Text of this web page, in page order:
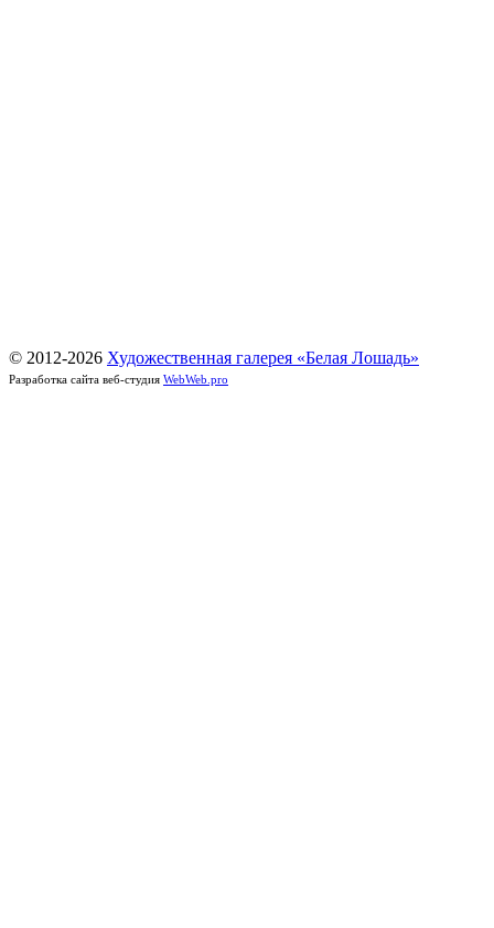
© 2012-2026 Художественная галерея «Белая Лошадь»
Разработка сайта веб-студия WebWeb.pro